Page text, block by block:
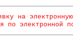
на
по электронной